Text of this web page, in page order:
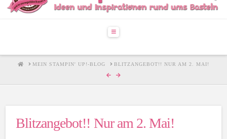
Navigation
HOMEMEIN STAMPIN' UP!-BLOG BLITZANGEBOT!! NUR AM 2. MAI!
Blitzangebot!! Nur am 2. Mai!